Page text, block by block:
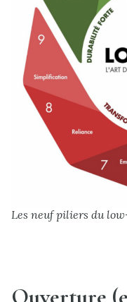
Les neuf piliers du